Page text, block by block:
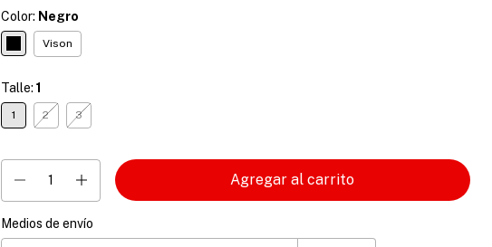
Color: Negro
Vison
Talle: 1
1 2 3
Entregas para el CP:
Medios de envío